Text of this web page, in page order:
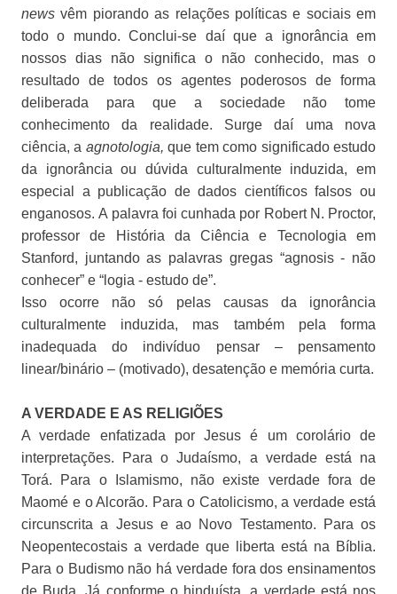
newsvêm piorando as relações políticas e sociais em
todo o mundo. Conclui-se daí que a ignorância em
nossos dias não significa o não conhecido, mas o
resultado de todos os agentes poderosos de forma
deliberada para que a sociedade não tome
conhecimento da realidade. Surge daí uma nova
ciência, a agnotologia,que tem como significado estudo
da ignorância ou dúvida culturalmente induzida, em
especial a publicação de dados científicos falsos ou
enganosos. A palavra foi cunhada por Robert N. Proctor,
professor de História da Ciência e Tecnologia em
Stanford, juntando as palavras gregas “agnosis - não
conhecer” e “logia - estudo de”.
Isso ocorre não só pelas causas da ignorância
culturalmente induzida, mas também pela forma
inadequada do indivíduo pensar – pensamento
linear/binário – (motivado), desatenção e memória curta.
A VERDADE E AS RELIGIÕES
A verdade enfatizada por Jesus é um corolário de
interpretações. Para o Judaísmo, a verdade está na
Torá. Para o Islamismo, não existe verdade fora de
Maomé e o Alcorão. Para o Catolicismo, a verdade está
circunscrita a Jesus e ao Novo Testamento. Para os
Neopentecostais a verdade que liberta está na Bíblia.
Para o Budismo não há verdade fora dos ensinamentos
de Buda. Já conforme o hinduísta, a verdade está nos